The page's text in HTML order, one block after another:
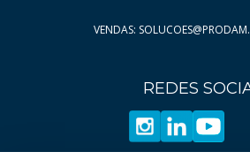
Página
52
Página
54
Página
55
Página
56
VENDAS:
REDES